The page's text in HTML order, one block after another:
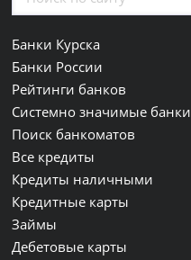
Банки Курска
Банки России
Рейтинги банков
Системно значимые банки
Поиск банкоматов
Все кредиты
Кредиты наличными
Кредитные карты
Займы
Дебетовые карты